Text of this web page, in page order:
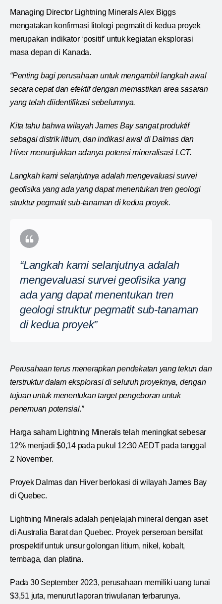
Managing Director Lightning Minerals Alex Biggs
mengatakan konfirmasi litologi pegmatit di kedua proyek
merupakan indikator ‘positif’ untuk kegiatan eksplorasi
masa depan di Kanada.
“Penting bagi perusahaan untuk mengambil langkah awal
secara cepat dan efektif dengan memastikan area sasaran
yang telah diidentifikasi sebelumnya.
Kita tahu bahwa wilayah James Bay sangat produktif
sebagai distrik litium, dan indikasi awal di Dalmas dan
Hiver menunjukkan adanya potensi mineralisasi LCT.
Langkah kami selanjutnya adalah mengevaluasi survei
geofisika yang ada yang dapat menentukan tren geologi
struktur pegmatit sub-tanaman di kedua proyek.
“Langkah kami selanjutnya adalah
mengevaluasi survei geofisika yang
ada yang dapat menentukan tren
geologi struktur pegmatit sub-tanaman
di kedua proyek”
Perusahaan terus menerapkan pendekatan yang tekun dan
terstruktur dalam eksplorasi di seluruh proyeknya, dengan
tujuan untuk menentukan target pengeboran untuk
penemuan potensial.”
Harga saham Lightning Minerals telah meningkat sebesar
12% menjadi $0,14 pada pukul 12:30 AEDT pada tanggal
2 November.
Proyek Dalmas dan Hiver berlokasi di wilayah James Bay
di Quebec.
Lightning Minerals adalah penjelajah mineral dengan aset
di Australia Barat dan Quebec. Proyek perseroan bersifat
prospektif untuk unsur golongan litium, nikel, kobalt,
tembaga, dan platina.
Pada 30 September 2023, perusahaan memiliki uang tunai
$3,51 juta, menurut laporan triwulanan terbarunya.